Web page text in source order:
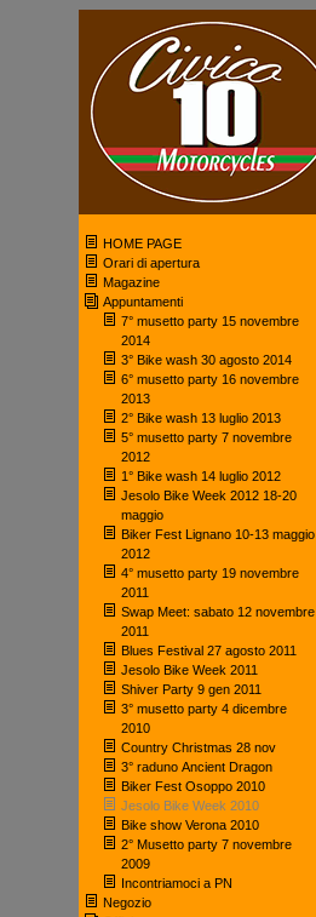
HOME PAGE
Orari di apertura
Magazine
Appuntamenti
7° musetto party 15 novembre
2014
3° Bike wash 30 agosto 2014
6° musetto party 16 novembre
2013
2° Bike wash 13 luglio 2013
5° musetto party 7 novembre
2012
1° Bike wash 14 luglio 2012
Jesolo Bike Week 2012 18-20
maggio
Biker Fest Lignano 10-13 maggio
2012
4° musetto party 19 novembre
2011
Swap Meet: sabato 12 novembre
2011
Blues Festival 27 agosto 2011
Jesolo Bike Week 2011
Shiver Party 9 gen 2011
3° musetto party 4 dicembre
2010
Country Christmas 28 nov
3° raduno Ancient Dragon
Biker Fest Osoppo 2010
Jesolo Bike Week 2010
Bike show Verona 2010
2° Musetto party 7 novembre
2009
Incontriamoci a PN
Negozio